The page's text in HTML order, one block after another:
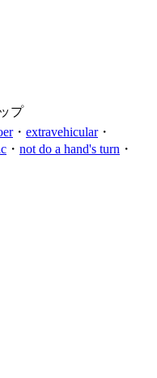
プ
・ extravehicular・
・ not do a hand's turn ・